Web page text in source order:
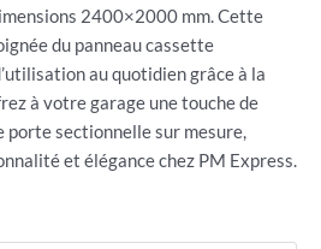
2400×2000 mm. Cette
du panneau cassette
au quotidien grâce à la
à votre garage une touche de
sectionnelle sur mesure,
et élégance chez PM Express.